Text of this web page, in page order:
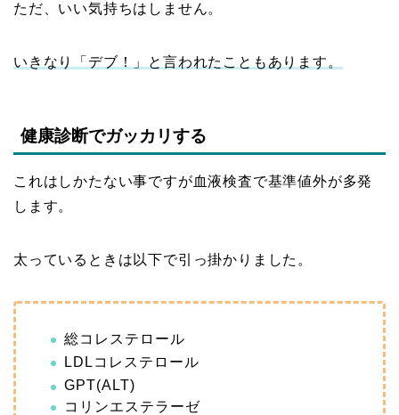
ただ、いい気持ちはしません。
いきなり「デブ！」と言われたこともあります。
健康診断でガッカリする
これはしかたない事ですが血液検査で基準値外が多発
します。
太っているときは以下で引っ掛かりました。
総コレステロール
LDLコレステロール
GPT(ALT)
コリンエステラーゼ